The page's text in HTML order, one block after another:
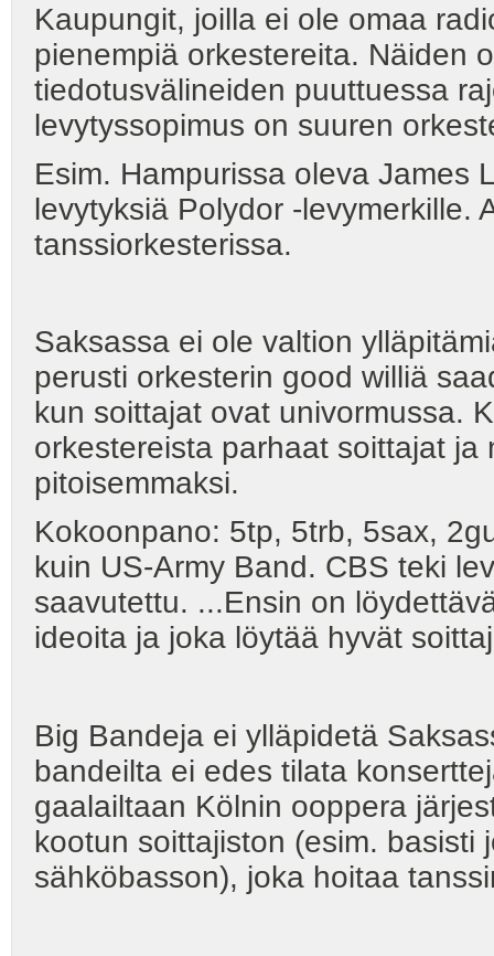
Kaupungit, joilla ei ole omaa
pienempiä orkestereita. Näiden
tiedotusvälineiden puuttuessa
levytyssopimus on suuren
Esim. Hampurissa oleva James
levytyksiä Polydor -levymerkille.
tanssiorkesterissa.
Saksassa ei ole valtion
perusti orkesterin good williä
kun soittajat ovat univormussa.
orkestereista parhaat soittajat ja
pitoisemmaksi.
Kokoonpano: 5tp, 5trb, 5sax,
kuin US-Army Band. CBS teki
saavutettu. ...Ensin on
ideoita ja joka löytää hyvät
Big Bandeja ei ylläpidetä
bandeilta ei edes tilata
gaalailtaan Kölnin ooppera
kootun soittajiston (esim. basisti
sähköbasson), joka hoitaa